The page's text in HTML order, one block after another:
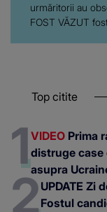
urmăritorii au
FOST VĂZUT
Top citite
VIDEO Prima
distruge case
asupra
UPDATE Zi
Fostul